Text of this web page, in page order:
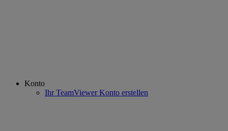
Konto
Ihr TeamViewer Konto erstellen